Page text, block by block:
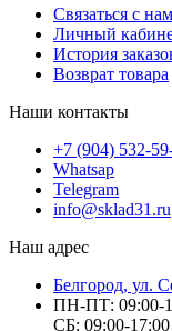
Связаться с
Личный
История
Возврат товара
Наши контакты
+7 (904) 532-
Whatsap
Telegram
info@sklad31.ru
Наш адрес
Белгород, ул.
ПН-ПТ: 09:00-
СБ: 09:00-17:00